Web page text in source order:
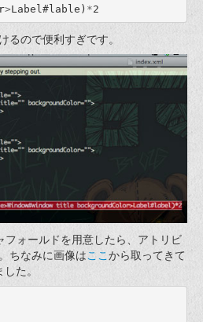
>Label #lable ) *
るので便利すぎです。
ォールドを用意したら、アトリビ
ちなみに画像はここ から取ってきて
た。